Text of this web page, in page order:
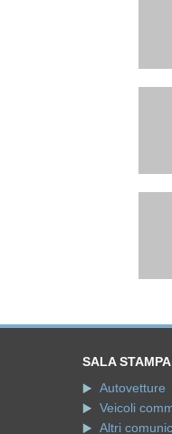
SALA STAMPA
Autovetture
Veicoli
Altri